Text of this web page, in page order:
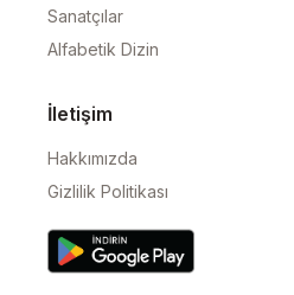
Sanatçılar
Alfabetik Dizin
İletişim
Hakkımızda
Gizlilik Politikası